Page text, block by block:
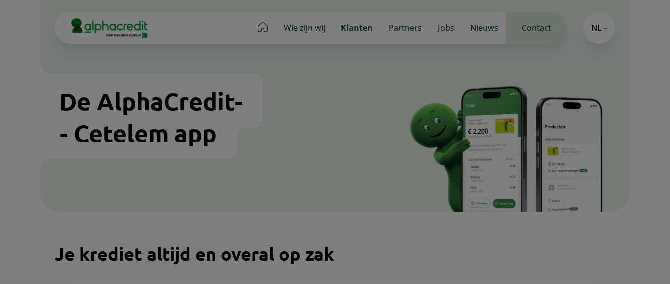
MainWie zijn wij Klanten Partners Jobs Nieuws Contact NL
De AlphaCredit-
- Cetelem app
Je krediet altijd en overal op zak